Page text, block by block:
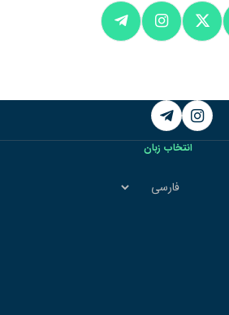
Instagram
Telegram
انتخاب زبان
انتخاب
زبان